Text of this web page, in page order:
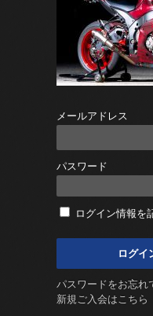
メールアドレス
パスワード
ログイン情報を
パスワードをお忘れ
新規ご入会はこちら